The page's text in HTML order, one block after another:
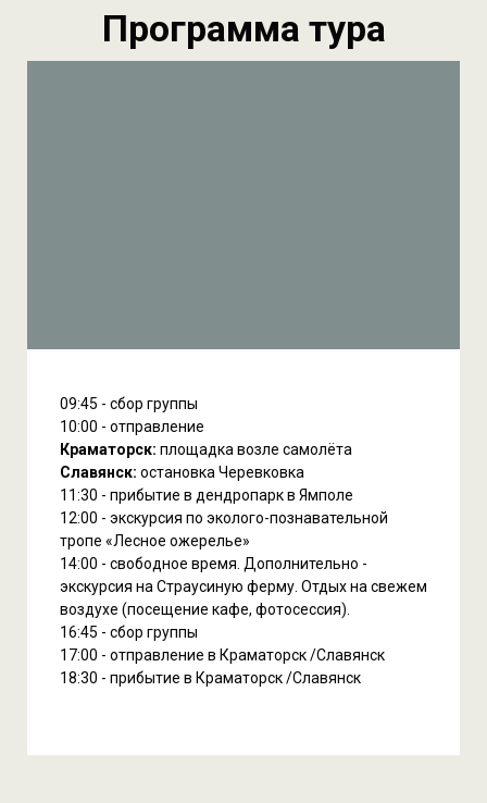
Программа тура
09:45 - сбор группы
10:00 - отправление
Краматорск: площадка возле самолёта
Славянск: остановка Черевковка
11:30 - прибытие в дендропарк в Ямполе
12:00 - экскурсия по эколого-познавательной
тропе «Лесное ожерелье»
14:00 - свободное время. Дополнительно -
экскурсия на Страусиную ферму. Отдых на свежем
воздухе (посещение кафе, фотосессия).
16:45 - сбор группы
17:00 - отправление в Краматорск /Славянск
18:30 - прибытие в Краматорск /Славянск